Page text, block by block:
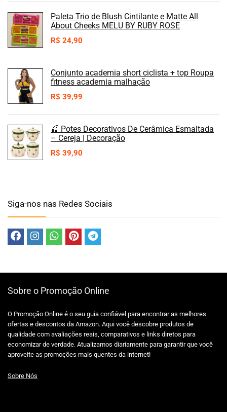
Paleta Trio de Blush Cintilante e Matte All
About Cheeks MELU BY RUBY ROSE
R$ 24,90
Conjunto academia short ciclista + top Roupa
fitness academia malhação
R$ 39,99
🍒 Potes Decorativos De Cerâmica Esmaltada
– Cereja | Decoração
R$ 39,90
Siga-nos nas Redes Sociais
Sobre o Promoção Online
O Promoção Online é o seu guia confiável para encontrar as melhores
ofertas e descontos da Amazon. Aqui você descobre produtos de
qualidade com avaliações reais, comparativos e links diretos para
economizar de verdade. Atualizamos diariamente para garantir que você
aproveite as promoções mais quentes da internet!
Sobre Nós